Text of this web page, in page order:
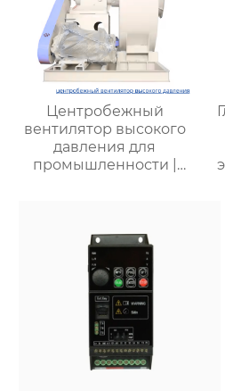
Центробежный
вентилятор высокого
давления для
промышленности |
долговечность |
Купить вентиляцию
для металлургии,
химической и
горнодобывающей
промышленности